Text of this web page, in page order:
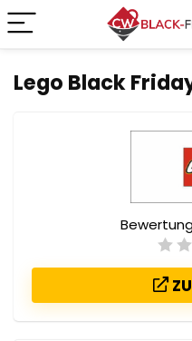
Lego Black